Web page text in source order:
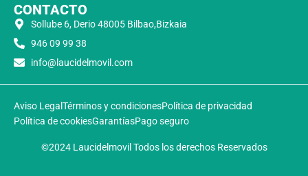
CONTACTO
Sollube 6, Derio 48005 Bilbao,Bizkaia
946 09 99 38
info@laucidelmovil.com
Aviso LegalTérminos y condicionesPolítica de privacidad
Política de cookiesGarantíasPago seguro
©2024 Laucidelmovil Todos los derechos Reservados